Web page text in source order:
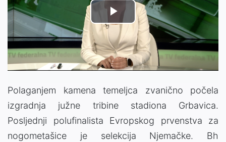
Play
Video
Polaganjem kamena temeljca zvanično počela
izgradnja južne tribine stadiona Grbavica.
Posljednji polufinalista Evropskog prvenstva za
nogometašice je selekcija Njemačke. Bh